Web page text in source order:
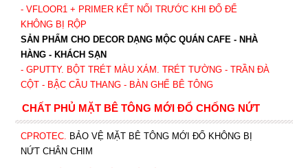
- VFLOOR1+ PRIMER KẾT NỐI TRƯỚC KHI ĐỔ ĐỂ
KHÔNG BỊ RỘP
SẢN PHẨM CHO DECOR DẠNG MỘC QUÁN CAFE - NHÀ
HÀNG - KHÁCH SẠN
- GPUTTY. BỘT TRÉT MÀU XÁM. TRÉT TƯỜNG - TRẦN ĐÀ
CỘT - BẬC CẦU THANG - BÀN GHẾ BÊ TÔNG
CHẤT PHỦ MẶT BÊ TÔNG MỚI ĐỔ CHỐNG NỨT
CPROTEC. BẢO VỆ MẶT BÊ TÔNG MỚI ĐỔ KHÔNG BỊ
NỨT CHÂN CHIM